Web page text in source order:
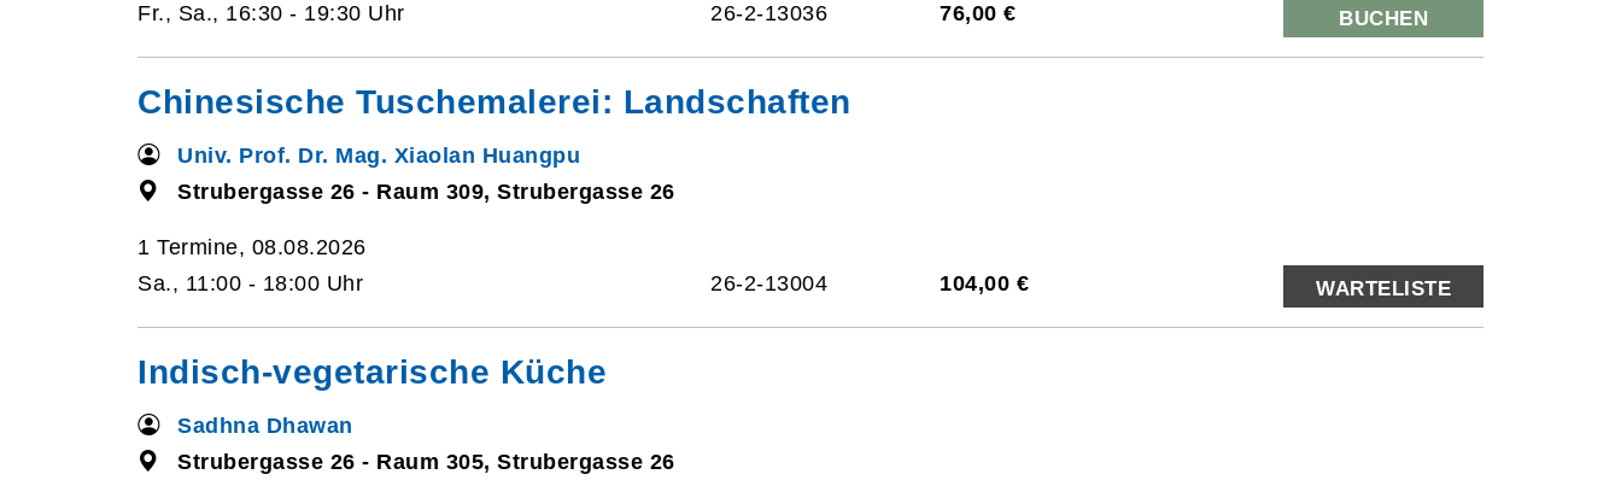
Fr., Sa., 16:30 - 19:30 Uhr
26-2-13036 76,00 € BUCHEN
Chinesische Tuschemalerei: Landschaften
Univ. Prof. Dr. Mag. Xiaolan Huangpu
Strubergasse 26 - Raum 309, Strubergasse 26
1 Termine, 08.08.2026
Sa., 11:00 - 18:00 Uhr
26-2-13004 104,00 € WARTELISTE
Indisch-vegetarische Küche
Sadhna Dhawan
Strubergasse 26 - Raum 305, Strubergasse 26